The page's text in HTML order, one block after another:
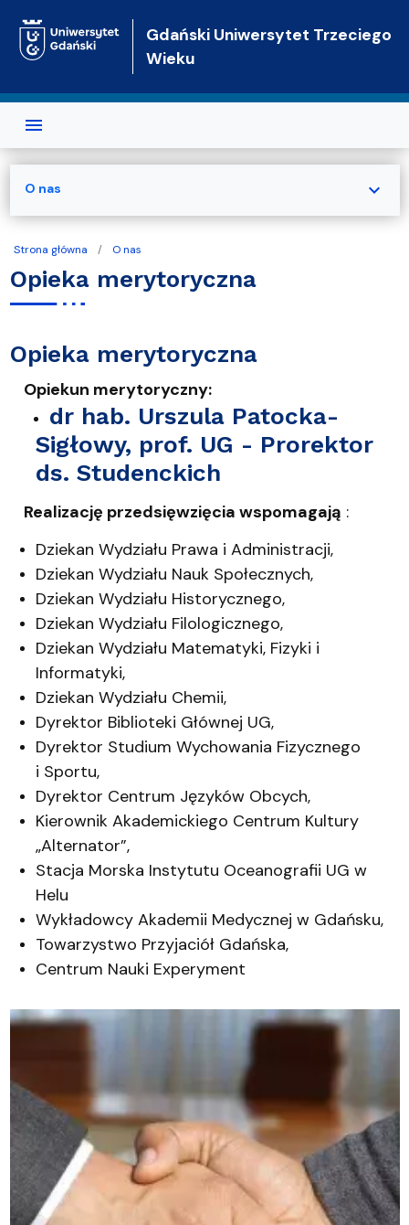
Gdański Uniwersytet Trzeciego
Wieku
Strona główna O nas
Opieka merytoryczna
Opieka merytoryczna
Opiekun merytoryczny:
dr hab. Urszula Patocka-
Sigłowy, prof. UG - Prorektor
ds. Studenckich
Realizację przedsięwzięcia wspomagają :
Dziekan Wydziału Prawa i Administracji,
Dziekan Wydziału Nauk Społecznych,
Dziekan Wydziału Historycznego,
Dziekan Wydziału Filologicznego,
Dziekan Wydziału Matematyki, Fizyki i
Informatyki,
Dziekan Wydziału Chemii,
Dyrektor Biblioteki Głównej UG,
Dyrektor Studium Wychowania Fizycznego
i Sportu,
Dyrektor Centrum Języków Obcych,
Kierownik Akademickiego Centrum Kultury
„Alternator”,
Stacja Morska Instytutu Oceanografii UG w
Helu
Wykładowcy Akademii Medycznej w Gdańsku,
Towarzystwo Przyjaciół Gdańska,
Centrum Nauki Experyment
O nas expand_more